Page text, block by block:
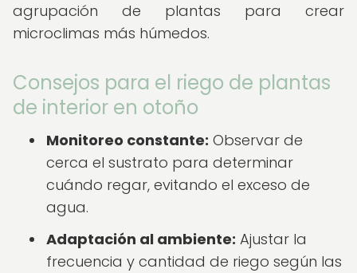
agrupación de plantas para crear
microclimas más húmedos.
Consejos para el riego de plantas
de interior en otoño
Monitoreo constante: Observar de
cerca el sustrato para determinar
cuándo regar, evitando el exceso de
agua.
Adaptación al ambiente: Ajustar la
frecuencia y cantidad de riego según las